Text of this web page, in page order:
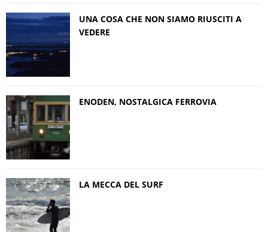
UNA COSA CHE NON SIAMO RIUSCITI A
VEDERE
ENODEN, NOSTALGICA FERROVIA
LA MECCA DEL SURF